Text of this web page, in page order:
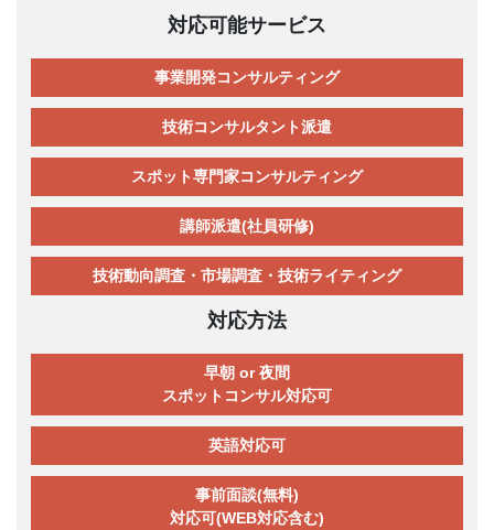
対応可能サービス
事業開発コンサルティング
技術コンサルタント派遣
スポット専門家コンサルティング
講師派遣(社員研修)
技術動向調査・市場調査・技術ライティング
対応方法
早朝 or 夜間
スポットコンサル対応可
英語対応可
事前面談(無料)
対応可(WEB対応含む)